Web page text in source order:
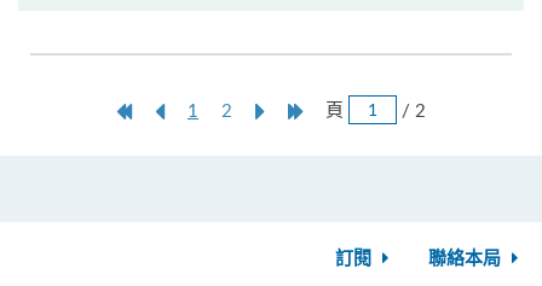
第
上
1 2
NextLast頁 / 2
訂閱 聯絡本局